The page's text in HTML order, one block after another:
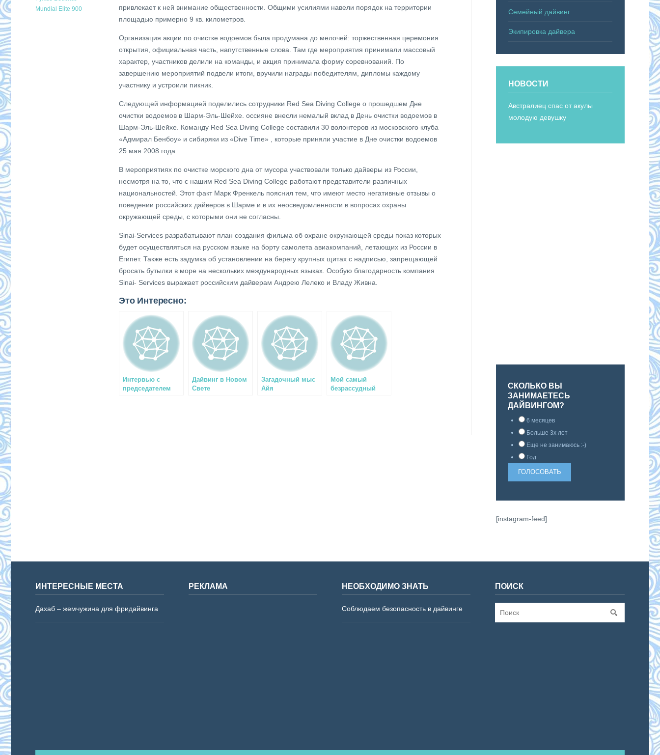
привлекает к ней внимание общественности. Общими усилиями навели порядок на территории
площадью примерно 9 кв. километров.
Организация акции по очистке водоемов была продумана до мелочей: торжественная церемония
открытия, официальная часть, напутственные слова. Там где мероприятия принимали массовый
характер, участников делили на команды, и акция принимала форму соревнований. По
завершению мероприятий подвели итоги, вручили награды победителям, дипломы каждому
участнику и устроили пикник.
Следующей информацией поделились сотрудники Red Sea Diving College о прошедшем Дне
очистки водоемов в Шарм-Эль-Шейхе. оссияне внесли немалый вклад в День очистки водоемов в
Шарм-Эль-Шейхе. Команду Red Sea Diving College составили 30 волонтеров из московского клуба
«Адмирал Бенбоу» и сибиряки из «Dive Time» , которые приняли участие в Дне очистки водоемов
25 мая 2008 года.
В мероприятиях по очистке морского дна от мусора участвовали только дайверы из России,
несмотря на то, что с нашим Red Sea Diving College работают представители различных
национальностей. Этот факт Марк Френкель пояснил тем, что имеют место негативные отзывы о
поведении российских дайверов в Шарме и в их неосведомленности в вопросах охраны
окружающей среды, с которыми они не согласны.
Sinai-Services разрабатывают план создания фильма об охране окружающей среды показ которых
будет осуществляться на русском языке на борту самолета авиакомпаний, летающих из России в
Египет. Также есть задумка об установлении на берегу крупных щитах с надписью, запрещающей
бросать бутылки в море на нескольких международных языках. Особую благодарность компания
Sinai- Services выражает российским дайверам Андрею Лелеко и Владу Живна.
Это Интересно:
Интервью с
председателем
Дайвинг в Новом
Свете
Загадочный мыс
Айя
Мой самый
безрассудный
Mundial Elite 900
Семейный дайвинг
Экипировка дайвера
НОВОСТИ
Австралиец спас от акулы
молодую девушку
СКОЛЬКО ВЫ
ЗАНИМАЕТЕСЬ
ДАЙВИНГОМ?
6 месяцев
Больше 3х лет
Еще не занимаюсь :-)
Год
[instagram-feed]
ИНТЕРЕСНЫЕ МЕСТА
Дахаб – жемчужина для фридайвинга
РЕКЛАМА НЕОБХОДИМО ЗНАТЬ
Соблюдаем безопасность в дайвинге
ПОИСК